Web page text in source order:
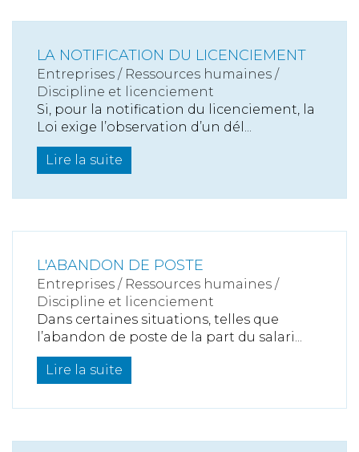
LA NOTIFICATION DU LICENCIEMENT
Entreprises / Ressources humaines /
Discipline et licenciement
Si, pour la notification du licenciement, la
Loi exige l’observation d’un dél...
Lire la suite
L'ABANDON DE POSTE
Entreprises / Ressources humaines /
Discipline et licenciement
Dans certaines situations, telles que
l’abandon de poste de la part du salari...
Lire la suite